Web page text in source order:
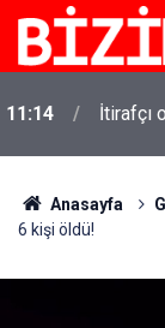
11:14 İtirafçı
Anasayfa
6 kişi öldü!